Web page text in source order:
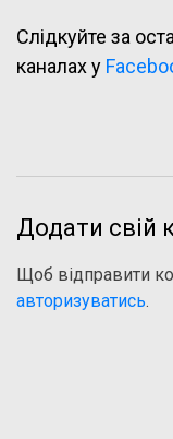
Слідкуйте за
каналах у
Додати свій
Щоб відправити
авторизуватись.